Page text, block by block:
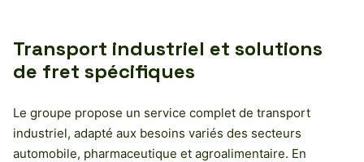
Transport industriel et solutions
de fret spécifiques
Le groupe propose un service complet de transport
industriel, adapté aux besoins variés des secteurs
automobile, pharmaceutique et agroalimentaire. En